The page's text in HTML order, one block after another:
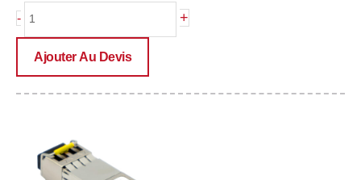
-
PRE-
B35(53)-20I
+
Ajouter Au Devis